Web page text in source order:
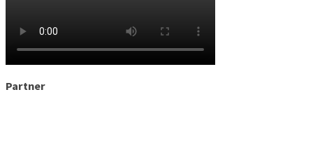
Partner